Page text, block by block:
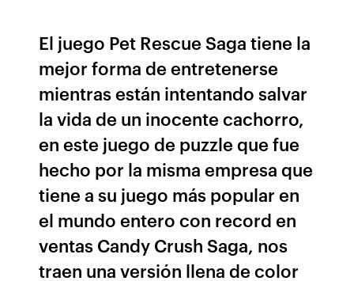
El juego Pet Rescue Saga tiene la
mejor forma de entretenerse
mientras están intentando salvar
la vida de un inocente cachorro,
en este juego de puzzle que fue
hecho por la misma empresa que
tiene a su juego más popular en
el mundo entero con record en
ventas Candy Crush Saga, nos
traen una versión llena de color